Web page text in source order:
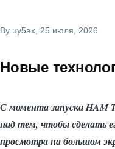
By uy5ax, 25 июля, 2026
Новые
С момента запуска HAM
над тем, чтобы сделать
просмотра на большом